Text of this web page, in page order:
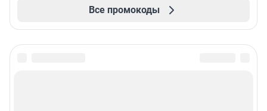
Все промокоды